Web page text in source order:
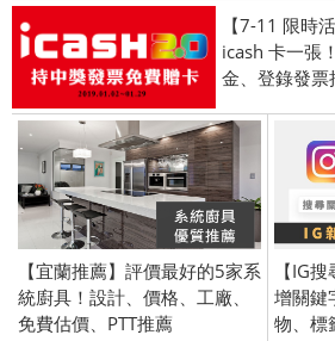
【7-11 限時
icash 卡一張
金、登錄發
【宜蘭推薦】評價最好的5家系
統廚具！設計、價格、工廠、
免費估價、PTT推薦
【IG
增關鍵
物、標